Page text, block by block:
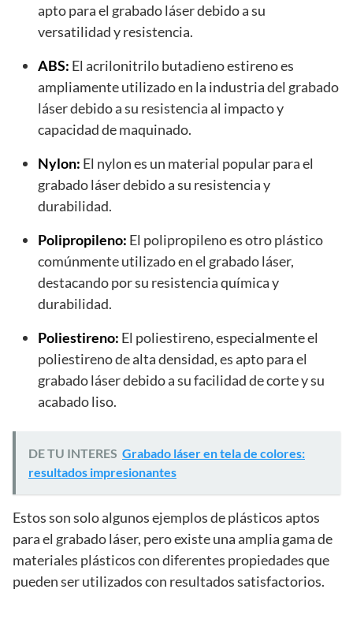
apto para el grabado láser debido a su
versatilidad y resistencia.
ABS: El acrilonitrilo butadieno estireno es
ampliamente utilizado en la industria del grabado
láser debido a su resistencia al impacto y
capacidad de maquinado.
Nylon: El nylon es un material popular para el
grabado láser debido a su resistencia y
durabilidad.
Polipropileno: El polipropileno es otro plástico
comúnmente utilizado en el grabado láser,
destacando por su resistencia química y
durabilidad.
Poliestireno: El poliestireno, especialmente el
poliestireno de alta densidad, es apto para el
grabado láser debido a su facilidad de corte y su
acabado liso.
DE TU INTERES Grabado láser en tela de colores:
resultados impresionantes
Estos son solo algunos ejemplos de plásticos aptos
para el grabado láser, pero existe una amplia gama de
materiales plásticos con diferentes propiedades que
pueden ser utilizados con resultados satisfactorios.